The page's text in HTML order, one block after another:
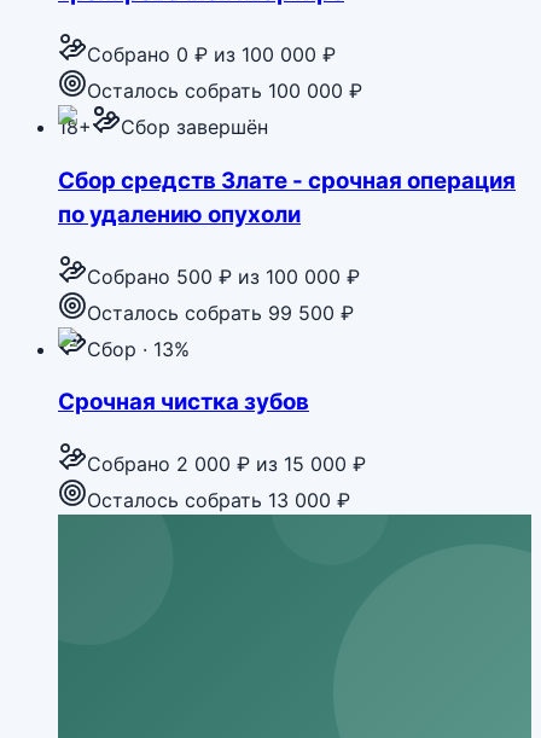
Собрано 0 ₽ из 100 000 ₽
Осталось собрать 100 000 ₽
18+
Сбор завершён
Сбор средств Злате - срочная операция
по удалению опухоли
Собрано 500 ₽ из 100 000 ₽
Осталось собрать 99 500 ₽
Сбор · 13%
Срочная чистка зубов
Собрано 2 000 ₽ из 15 000 ₽
Осталось собрать 13 000 ₽